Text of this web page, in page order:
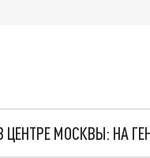
ЦЕНТРЕ МОСКВЫ: НА